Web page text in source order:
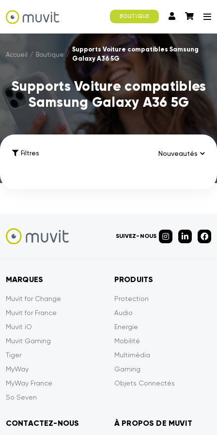
BOUTIQUE
Accueil / Boutique /
Supports Voiture compatibles Samsung
Galaxy A36 5G
Supports Voiture compatibles
Samsung Galaxy A36 5G
Filtres
SUIVEZ-NOUS
MARQUES
Muvit for Change
Muvit for France
Muvit iO
Muvit Gaming
Tiger
MyWay
MyWay France
So Seven
PRODUITS
Protection
Audio
Energie
Mobilité
Multimédia
Gaming
Objets Connectés
CONTACTEZ-NOUS À PROPOS DE MUVIT